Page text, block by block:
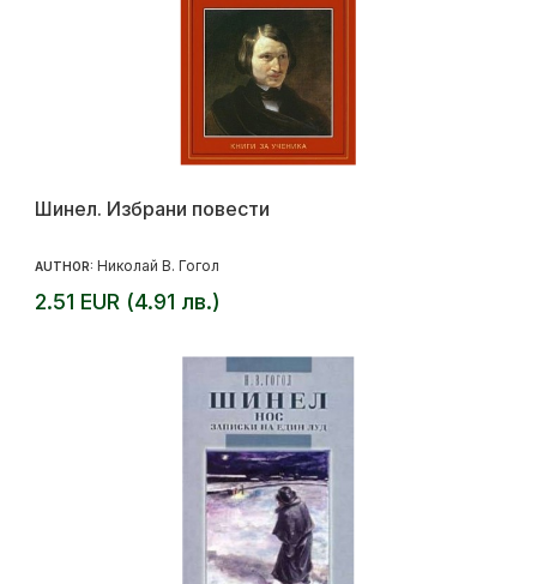
Шинел. Избрани повести
AUTHOR: Николай В. Гогол
2.51 EUR (4.91 лв.)